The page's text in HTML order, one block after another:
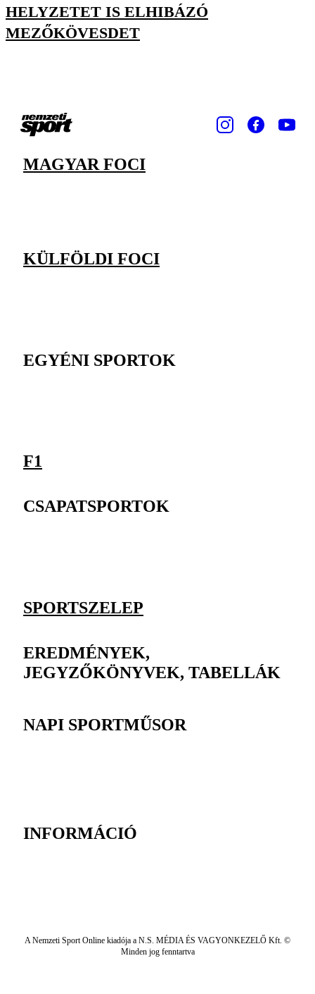
HELYZETET IS ELHIBÁZÓ
MEZŐKÖVESDET
MAGYAR FOCI
KÜLFÖLDI FOCI
EGYÉNI SPORTOK
F1
CSAPATSPORTOK
SPORTSZELEP
EREDMÉNYEK,
JEGYZŐKÖNYVEK, TABELLÁK
NAPI SPORTMŰSOR
INFORMÁCIÓ
A Nemzeti Sport Online kiadója a N.S. MÉDIA ÉS VAGYONKEZELŐ Kft. ©
Minden jog fenntartva